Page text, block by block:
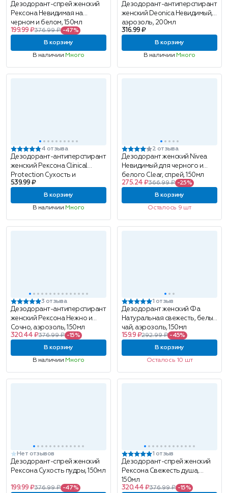
Дезодорант-спрей женский
Рексона Невидимая на
черном и белом, 150мл
199.99 ₽376.99 ₽ -47%
В корзину
В наличии Много
Дезодорант-антиперспирант
женский Deonica Невидимый,
аэрозоль, 200мл
316.99 ₽
В корзину
В наличии Много
4 отзыва
Дезодорант-антиперспирант
женский Рексона Clinical
Protection Сухость и
уверенность, аэрозоль, 150мл
539.99 ₽
В корзину
В наличии Много
2 отзыва
Дезодорант женский Nivea
Невидимый для черного и
белого Clear, спрей, 150мл
275.24 ₽366.99 ₽ -25%
В корзину
Осталось 9 шт
3 отзыва
Дезодорант-антиперспирант
женский Рексона Нежно и
Сочно, аэрозоль, 150мл
320.44 ₽376.99 ₽ -15%
В корзину
В наличии Много
1 отзыв
Дезодорант женский Фа
Натуральная свежесть, белый
чай, аэрозоль, 150мл
159.9 ₽292.99 ₽ -45%
В корзину
Осталось 10 шт
Нет отзывов
Дезодорант-спрей женский
Рексона Сухость пудры, 150мл
199.99 ₽376.99 ₽ -47%
1 отзыв
Дезодорант-спрей женский
Рексона Свежесть душа,
150мл
320.44 ₽376.99 ₽ -15%